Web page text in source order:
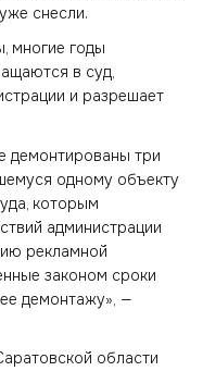
снесли.
многие годы
в суд,
и разрешает
демонтированы три
одному объекту
которым
администрации
рекламной
законом сроки
демонтажу», —
области